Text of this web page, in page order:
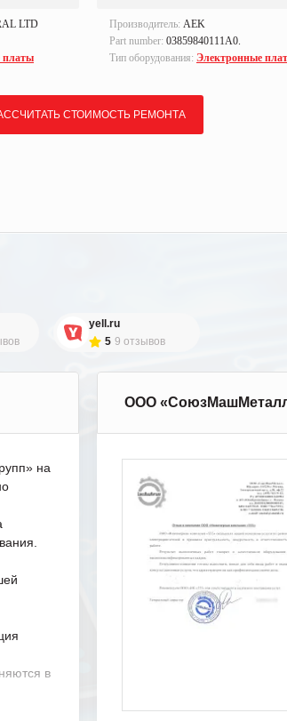
LTD
платы
Производитель: AEK
Part number: 03859840111A0.
Тип оборудования: Электронные
СТОИМОСТЬ РЕМОНТА
yell.ru
5 9 отзывов
на
в
ООО